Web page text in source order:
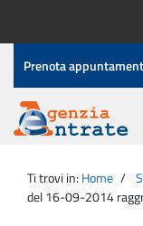
contenuto
Menu
di
servizio
Prenota
Agenzia
Entrate
principale
Ti trovi in: Home
del 16-09-2014